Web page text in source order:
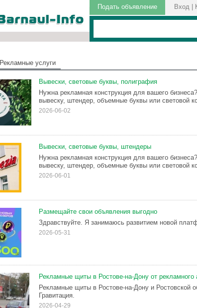
Подать объявление Вход
Рекламные услуги
Вывески, световые буквы, полиграфия
Нужна рекламная конструкция для вашего
вывеску, штендер, объемные буквы или световой
2026-06-02
Вывески, световые буквы, штендеры
Нужна рекламная конструкция для вашего
вывеску, штендер, объемные буквы или световой
2026-06-01
Размещайте свои объявления выгодно
Здравствуйте. Я занимаюсь развитием новой
2026-05-31
Рекламные щиты в Ростове-на-Дону от рекламного
Рекламные щиты в Ростове-на-Дону и Ростовской
Гравитация.
2026-04-29